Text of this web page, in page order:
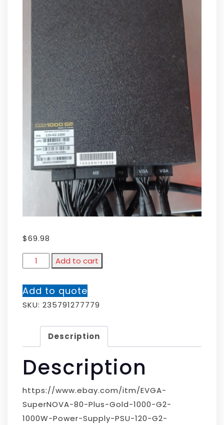
$69.98
Add to cart
Add to quote
SKU: 235791277779
Description
Description
https://www.ebay.com/itm/EVGA-
SuperNOVA-80-Plus-Gold-1000-G2-
1000W-Power-Supply-PSU-120-G2-